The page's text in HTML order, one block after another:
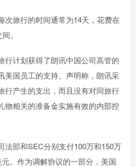
次旅行的时间通常为14天，花费在
。
行计划获得了朗讯中国公司高管的
美国员工的支持。声明称，朗讯采
行产生的支出，而且没有对同旅行
物相关的准备金实施有效的内部控
法部和SEC分别支付100万和150万
。作为调解协议的一部分，美国